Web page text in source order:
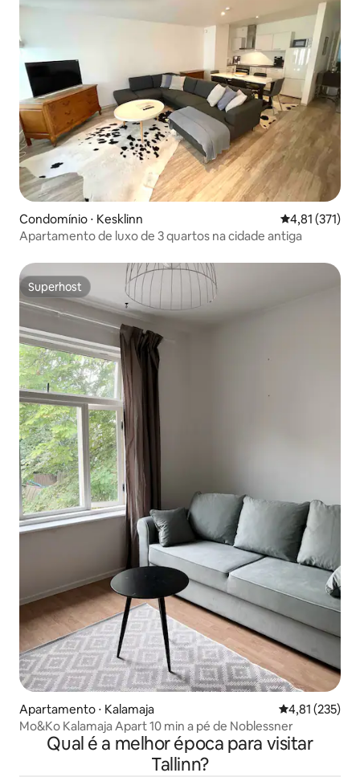
Condomínio ⋅ Kesklinn 4,81 de uma
4,81 (371)
Apartamento de luxo de 3 quartos na cidade antiga
Superhost
Superhost
Apartamento ⋅ Kalamaja 4,81 de uma
4,81 (235)
Mo&Ko Kalamaja Apart 10 min a pé de Noblessner
Qual é a melhor época para visitar
Tallinn?